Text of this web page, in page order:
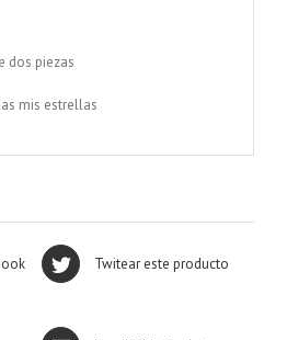
dos piezas
mis estrellas
Twitear este producto